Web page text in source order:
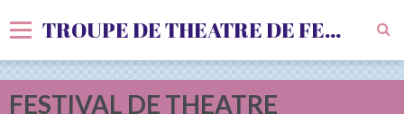
TROUPE DE THEATRE DE FENOLS
Accueil
FESTIVAL DE THEATRE